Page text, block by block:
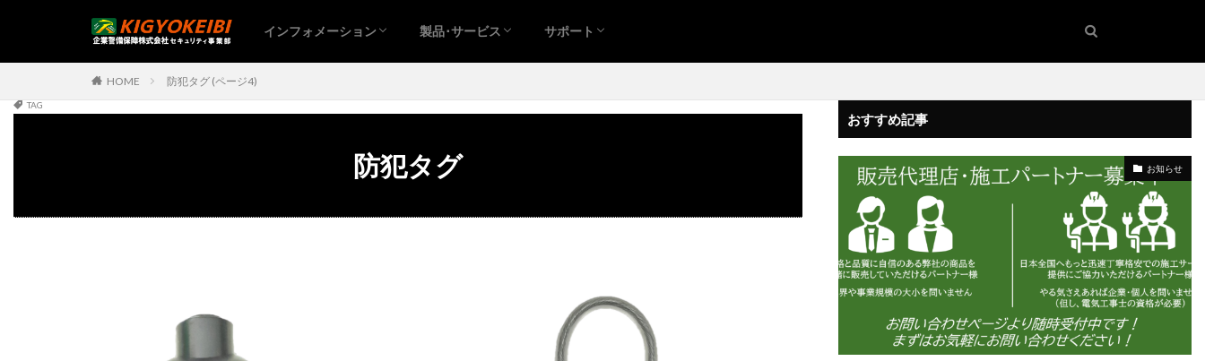
インフォメーション 製品･サービス サポート
HOME 防犯タグ (ページ4)
TAG
防犯タグ
おすすめ記事
お知らせ